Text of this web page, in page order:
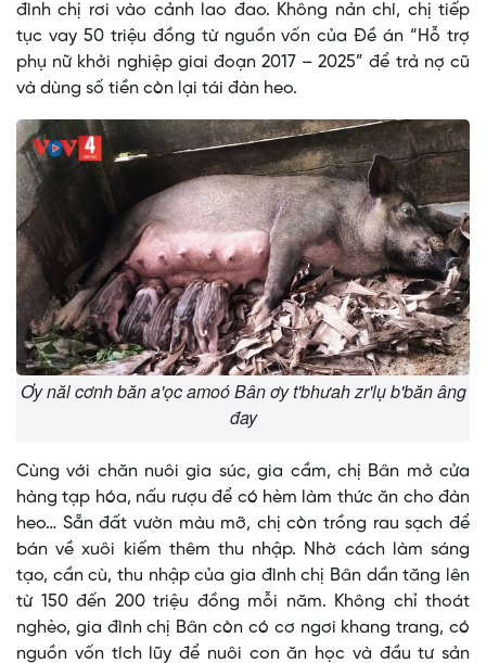
đình chị rơi vào cảnh lao đao. Không nản chí, chị tiếp
tục vay 50 triệu đồng từ nguồn vốn của Đề án “Hỗ trợ
phụ nữ khởi nghiệp giai đoạn 2017 – 2025” để trả nợ cũ
và dùng số tiền còn lại tái đàn heo.
Ơy năl cơnh băn a'ọc amoó Bân ơy t'bhưah zr'lụ b'băn âng
đay
Cùng với chăn nuôi gia súc, gia cầm, chị Bân mở cửa
hàng tạp hóa, nấu rượu để có hèm làm thức ăn cho đàn
heo… Sẵn đất vườn màu mỡ, chị còn trồng rau sạch để
bán về xuôi kiếm thêm thu nhập. Nhờ cách làm sáng
tạo, cần cù, thu nhập của gia đình chị Bân dần tăng lên
từ 150 đến 200 triệu đồng mỗi năm. Không chỉ thoát
nghèo, gia đình chị Bân còn có cơ ngơi khang trang, có
nguồn vốn tích lũy để nuôi con ăn học và đầu tư sản